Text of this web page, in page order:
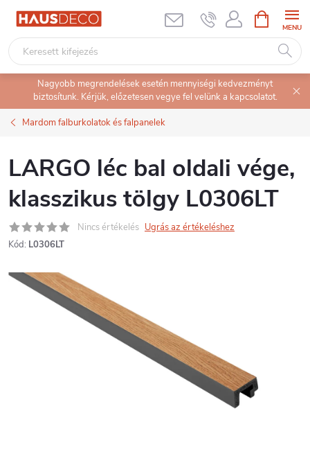
Ugrás
tartalomhoz
KOSÁR
Nagyobb megrendelések esetén mennyiségi kedvezményt
biztosítunk. Kérjük, előzetesen vegye fel velünk a kapcsolatot.
Mardom falburkolatok és falpanelek
LARGO léc bal oldali vége,
klasszikus tölgy L0306LT
Nincs értékelés Ugrás az értékeléshez
Kód: L0306LT